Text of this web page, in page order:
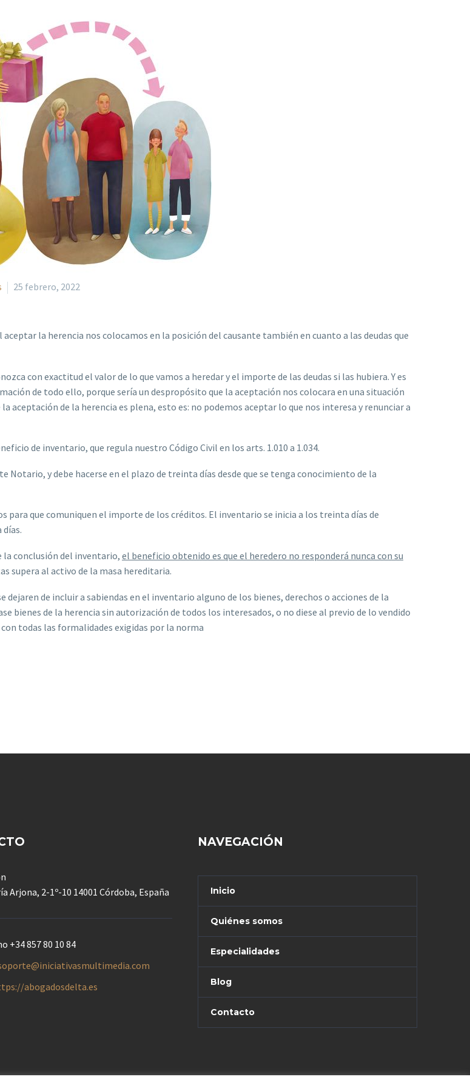
25 febrero, 2022
la herencia nos colocamos en la posición del causante también en cuanto a las deudas que
con exactitud el valor de lo que vamos a heredar y el importe de las deudas si las hubiera. Y es
de todo ello, porque sería un despropósito que la aceptación nos colocara en una situación
aceptación de la herencia es plena, esto es: no podemos aceptar lo que nos interesa y renunciar a
de inventario, que regula nuestro Código Civil en los arts. 1.010 a 1.034.
Notario, y debe hacerse en el plazo de treinta días desde que se tenga conocimiento de la
que comuniquen el importe de los créditos. El inventario se inicia a los treinta días de
la conclusión del inventario, el beneficio obtenido es que el heredero no responderá nunca con su
supera al activo de la masa hereditaria.
dejaren de incluir a sabiendas en el inventario alguno de los bienes, derechos o acciones de la
bienes de la herencia sin autorización de todos los interesados, o no diese al previo de lo vendido
todas las formalidades exigidas por la norma
Arjona, 2-1º-10 14001 Córdoba, España
+34 857 80 10 84
abogadosdelta.es
NAVEGACIÓN
Inicio
Quiénes somos
Especialidades
Blog
Contacto